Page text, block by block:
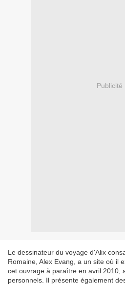
Publicité
Le dessinateur du voyage d'Alix
Romaine, Alex Evang, a un site où il
cet ouvrage à paraître en avril 2010,
personnels. Il présente également